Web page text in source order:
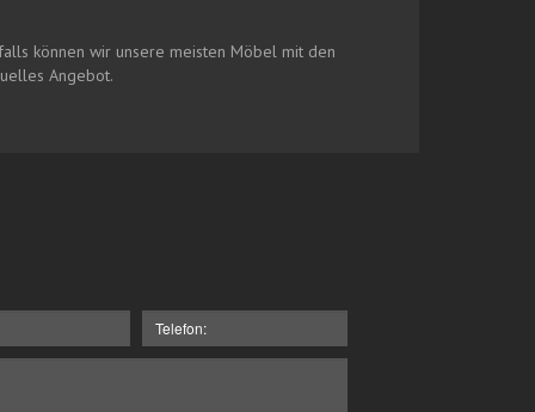
können wir unsere meisten Möbel mit den
Angebot.